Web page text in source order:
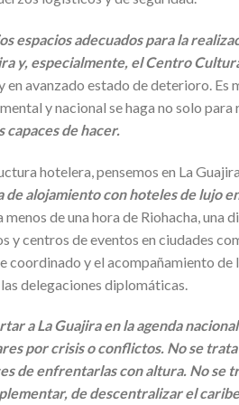
espacios adecuados para la
y, especialmente, el Centro
en avanzado estado de deterioro. Es
y nacional se haga no solo
capaces de hacer.
hotelera, pensemos en La
de alojamiento con hoteles de lujo
de una hora de Riohacha,
y centros de eventos en ciudades
coordinado y el acompañamiento
delegaciones diplomáticas.
a La Guajira en la agenda
por crisis o conflictos. No se
de enfrentarlas con altura. No se
de descentralizar el